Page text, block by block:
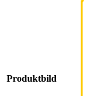
Produktbild